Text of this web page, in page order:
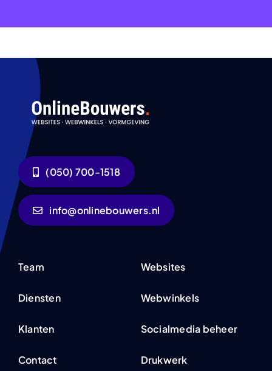
(050) 700-1518
info@onlinebouwers.nl
Team
Diensten
Klanten
Contact
Websites
Webwinkels
Socialmedia beheer
Drukwerk